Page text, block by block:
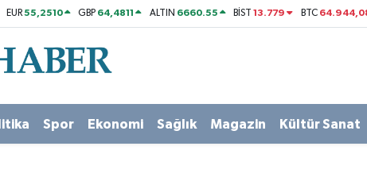
EUR55,2510 GBP 64,4811 ALTIN 6660.55 BİST13.779 BTC
Spor Ekonomi Sağlık Magazin Kültür Sanat